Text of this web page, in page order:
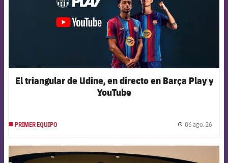
El triangular de Udine, en directo en Barça Play y
YouTube
PRIMER EQUIPO 06 ago. 26